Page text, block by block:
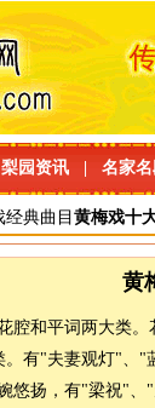
梨园资讯 名家
经典曲目黄梅戏十
黄
腔和平词两大类
有"夫妻观灯"、"
悠扬，有"梁祝"、"